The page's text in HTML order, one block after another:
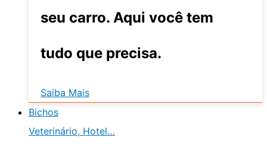
seu carro. Aqui você tem
tudo que precisa.
Saiba Mais
Bichos
Veterinário, Hotel…